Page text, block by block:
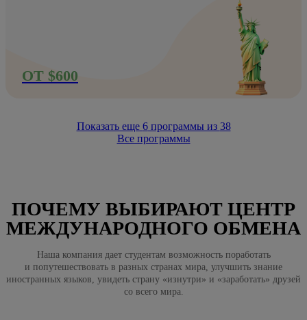
ОТ $600
Показать еще 6программы из 38
Все программы
ПОЧЕМУ ВЫБИРАЮТ ЦЕНТР
МЕЖДУНАРОДНОГО ОБМЕНА
Наша компания дает студентам возможность поработать
и попутешествовать в разных странах мира, улучшить знание
иностранных языков, увидеть страну «изнутри» и «заработать» друзей
со всего мира.